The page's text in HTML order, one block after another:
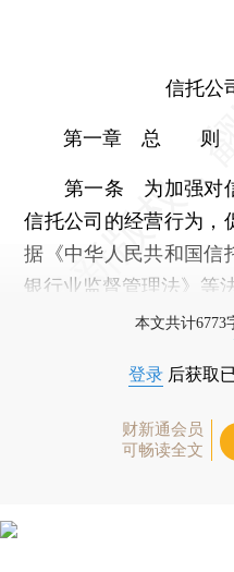
信托公
第一章 总 则
第一条 为加强对信
信托公司的经营行为，
据《中华人民共和国信
银行业监督管理法》等
本文共计6773
登录 后获取
财新通会员
可畅读全文